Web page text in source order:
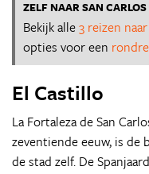
ZELF NAAR SAN
Bekijk alle3 reizen
opties voor een
El Castillo
La Fortaleza de San
zeventiende eeuw, is de
de stad zelf. De